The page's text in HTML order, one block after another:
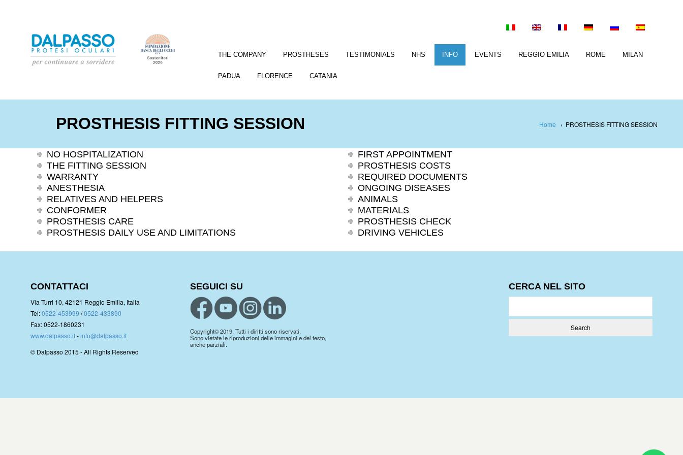
THE COMPANY PROSTHESES TESTIMONIALS NHS INFO EVENTS REGGIO EMILIA ROME MILAN
PADUA FLORENCE CATANIA
PROSTHESIS FITTING SESSION Home › PROSTHESIS FITTING SESSION
NO HOSPITALIZATION
FIRST APPOINTMENT
THE FITTING SESSION
PROSTHESIS COSTS
WARRANTY
REQUIRED DOCUMENTS
ANESTHESIA
ONGOING DISEASES
RELATIVES AND HELPERS
ANIMALS
CONFORMER
MATERIALS
PROSTHESIS CARE
PROSTHESIS CHECK
PROSTHESIS DAILY USE AND LIMITATIONS
DRIVING VEHICLES
CONTATTACI
Via Turri 10, 42121 Reggio Emilia, Italia
Tel:0522-453999 /0522-433890
Fax: 0522-1860231
www.dalpasso.it-info@dalpasso.it
© Dalpasso 2015 - All Rights Reserved
SEGUICI SU
Copyright© 2019. Tutti i diritti sono riservati.
Sono vietate le riproduzioni delle immagini e del testo,
anche parziali.
CERCA NEL SITO